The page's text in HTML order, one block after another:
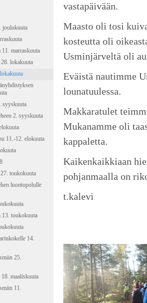
vastapäivään.
Maasto oli tosi
kosteutta oli
Usminjärveltä oli
Eväistä nautimme
lounatuulessa.
Makkaratulet
Mukanamme oli
kappaletta.
Kaikenkaikkiaan
pohjanmaalla on
t.kalevi
joulukuuta
marraskuuta
lokakuuta
syyskuuta
2. syyskuuta
11.-12. elokuuta
toukokuuta
luontopolulle
13. toukokuuta
14.
25.
maaliskuuta
11.